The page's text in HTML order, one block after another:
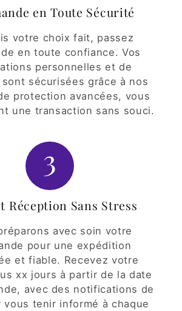
en Toute Sécurité
votre choix fait, passez
en toute confiance. Vos
personnelles et de
sécurisées grâce à nos
protection avancées, vous
une transaction sans souci.
3
Réception Sans Stress
avec soin votre
pour une expédition
et fiable. Recevez votre
xx jours à partir de la date
avec des notifications de
vous tenir informé à chaque